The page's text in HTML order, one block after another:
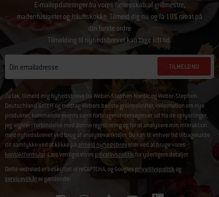
E-mailopdateringer fra vores fællesskab af grillmestre,
madentusiaster og friluftskokke. Tilmeld dig nu og få 10% rabat på
din første ordre
Tilmelding til nyhedsbrevet kan tage lidt tid.
Din emailadresse TILMELD NU
Ja tak, tilmeld mig nyhedsbreve fra Weber-Stephen Nordic og Weber-Stephen
Deutschland GmbH og modtag Webers bedste grillopskrifter, information om nye
produkter, kommende events samt forbrugerundersøgelser ud fra de oplysninger,
jeg afgiver i forbindelse med denne registrering og for at analysere min interaktion
med nyhedsbrevet ved brug af analyseværktøjer. Du kan til enhver tid tilbagekalde
dit samtykke ved at klikke på afmeld nyhedsbreveller ved at bruge vores
kontaktformular. Læs venligst voresprivatlivspolitikfor yderligere detaljer.
Dette websted er beskyttet af reCAPTCHA, og Googlesprivatlivspolitikog
servicevilkårer gældende.